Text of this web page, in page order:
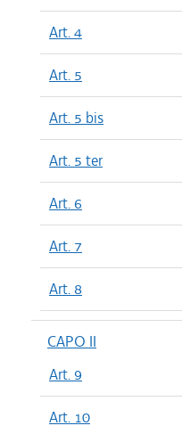
Art. 4
Art. 5
Art. 5 bis
Art. 5 ter
Art. 6
Art. 7
Art. 8
CAPO II
Art. 9
Art. 10